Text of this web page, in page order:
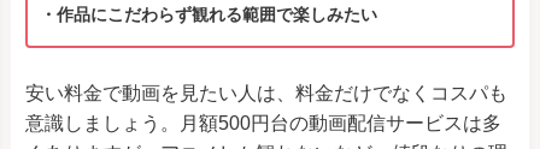
・作品にこだわらず観れる範囲で楽しみたい
安い料金で動画を見たい人は、料金だけでなくコスパも
意識しましょう。月額500円台の動画配信サービスは多